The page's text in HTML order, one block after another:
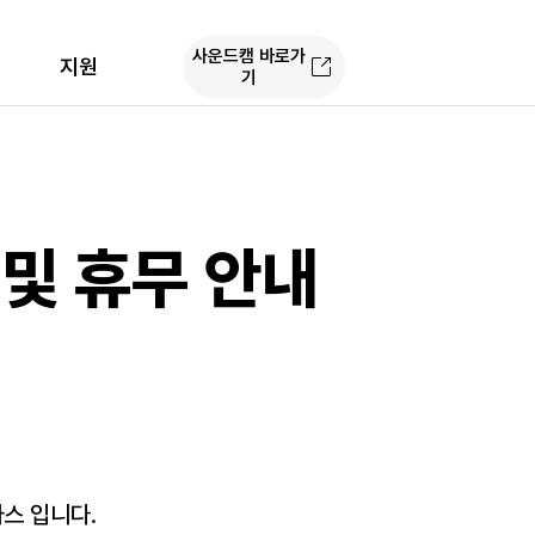
지원
사운드캠 바로가
기
휴무 안내
입니다.